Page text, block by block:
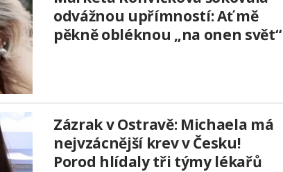
odvážnou upřímností: Ať mě
pěkně obléknou „na onen svět“
Zázrak v Ostravě: Michaela má
nejvzácnější krev v Česku!
Porod hlídaly tři týmy lékařů